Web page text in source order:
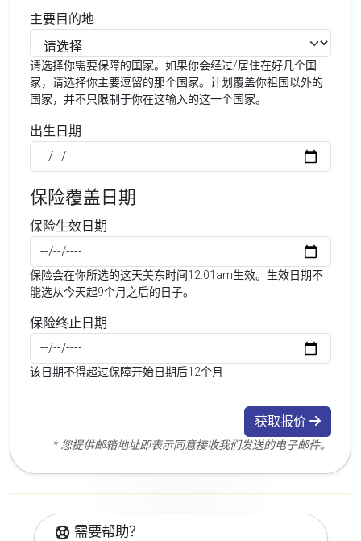
主要目的地
请选择你需要保障的国家。如果你会经过/居住在好几个国
家，请选择你主要逗留的那个国家。计划覆盖你祖国以外的
国家，并不只限制于你在这输入的这一个国家。
出生日期
保险覆盖日期
保险生效日期
保险会在你所选的这天美东时间12:01am生效。生效日期不
能选从今天起9个月之后的日子。
保险终止日期
该日期不得超过保障开始日期后12个月
获取报价
* 您提供邮箱地址即表示同意接收我们发送的电子邮件。
需要帮助？